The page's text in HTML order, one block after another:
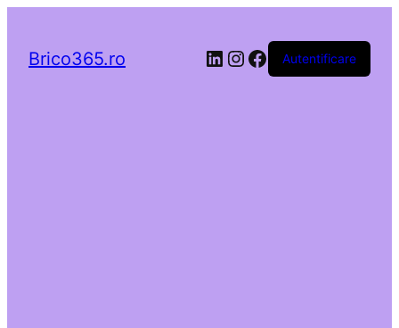
Brico365.ro LinkedIn
Instagram
Facebook
Autentificare